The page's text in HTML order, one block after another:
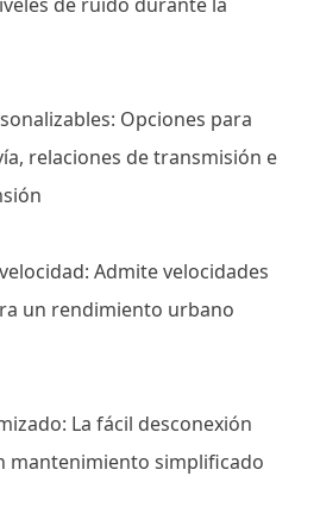
Opciones para
relaciones de transmisión e
Admite velocidades
un rendimiento urbano
La fácil desconexión
mantenimiento simplificado